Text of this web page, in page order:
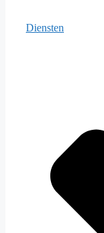
Diensten